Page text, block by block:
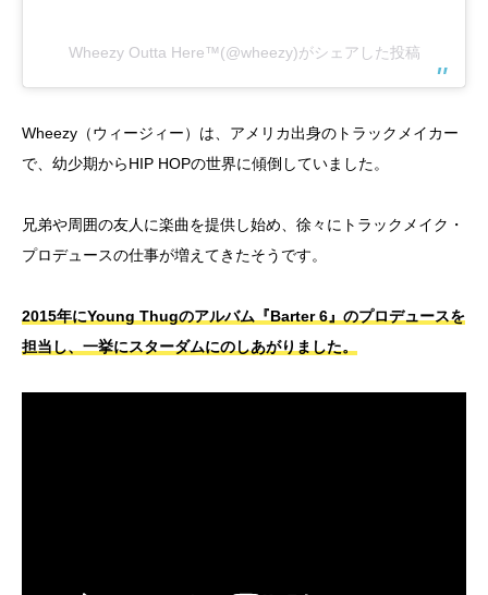
Wheezy Outta Here™️(@wheezy)がシェアした投稿
Wheezy（ウィージィー）は、アメリカ出身のトラックメイカー
で、幼少期からHIP HOPの世界に傾倒していました。
兄弟や周囲の友人に楽曲を提供し始め、徐々にトラックメイク・
プロデュースの仕事が増えてきたそうです。
2015年にYoung Thugのアルバム『Barter 6』のプロデュースを
担当し、一挙にスターダムにのしあがりました。